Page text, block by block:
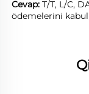
Cevap: T/T, L/C,
ödemelerini